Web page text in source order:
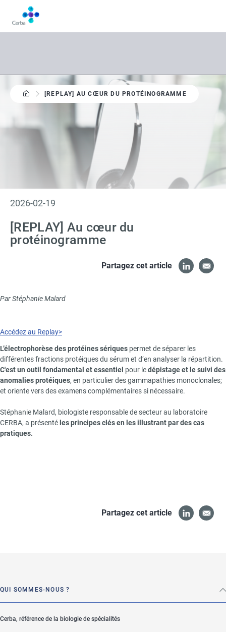
contenu
principal
[REPLAY] AU CŒUR DU PROTÉINOGRAMME
Cerba Live Session
2026-02-19
[REPLAY] Au cœur du
protéinogramme
Partagez cet article
Paragraphs
Text
Par Stéphanie Malard
Accédez au Replay>
L’électrophorèse des protéines sériques permet de séparer les
différentes fractions protéiques du sérum et d’en analyser la répartition.
C'est un outil fondamental et essentiel pour ledépistage et le suivi des
anomalies protéiques, en particulier des gammapathies monoclonales;
et oriente vers des examens complémentaires si nécessaire.
Stéphanie Malard, biologiste responsable de secteur au laboratoire
CERBA, a présenté les principes clés en les illustrant par des cas
pratiques.
Partagez cet article
QUI SOMMES-NOUS ?
Cerba, référence de la biologie de spécialités